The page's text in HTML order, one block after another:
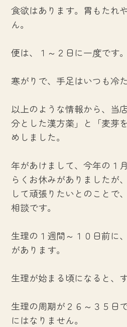
食欲はあります。胃もたれ
ん。
便は、１～２日に一度です
寒がりで、手足はいつも冷
以上のような情報から、当
分とした漢方薬」と「麦芽
めしました。
年があけまして、今年の１
らくお休みがありましたが
して頑張りたいとのことで
相談です。
生理の１週間～１０日前に
があります。
生理が始まる頃になると、
生理の周期が２６～３５日
にはなりません。